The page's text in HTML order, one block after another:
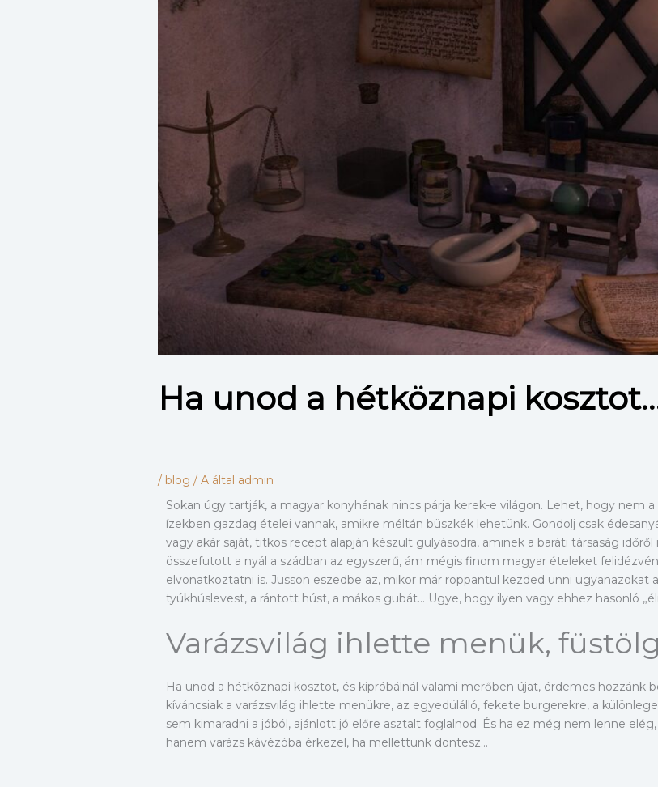
Ha unod a hétköznapi
/blog / A által admin
Sokan úgy tartják, a magyar konyhának nincs párja kerek-e világon. Lehet, hogy nem
ízekben gazdag ételei vannak, amikre méltán büszkék lehetünk. Gondolj csak
vagy akár saját, titkos recept alapján készült gulyásodra, aminek a baráti társaság időről
összefutott a nyál a szádban az egyszerű, ám mégis finom magyar ételeket
elvonatkoztatni is. Jusson eszedbe az, mikor már roppantul kezded unni ugyanazokat
tyúkhúslevest, a rántott húst, a mákos gubát… Ugye, hogy ilyen vagy ehhez hasonló
Varázsvilág ihlette menük,
Ha unod a hétköznapi kosztot, és kipróbálnál valami merőben újat, érdemes hozzánk
kíváncsiak a varázsvilág ihlette menükre, az egyedülálló, fekete burgerekre, a
sem kimaradni a jóból, ajánlott jó előre asztalt foglalnod. És ha ez még nem lenne
hanem varázs kávézóba érkezel, ha mellettünk döntesz…